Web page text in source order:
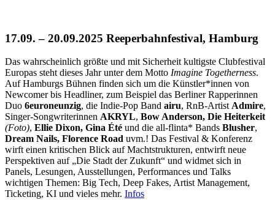
17.09. – 20.09.2025 Reeperbahnfestival, Hamburg
Das wahrscheinlich größte und mit Sicherheit kultigste Clubfestival
Europas steht dieses Jahr unter dem Motto Imagine Togetherness.
Auf Hamburgs Bühnen finden sich um die Künstler*innen von
Newcomer bis Headliner, zum Beispiel das Berliner Rapperinnen
Duo 6euroneunzig, die Indie-Pop Band airu, RnB-ArtistAdmire,
Singer-Songwriterinnen AKRYL, Bow Anderson, Die Heiterkeit
(Foto), Ellie Dixon, Gina Été und die all-flinta* Bands Blusher,
Dream Nails, Florence Road uvm.! Das Festival & Konferenz
wirft einen kritischen Blick auf Machtstrukturen, entwirft neue
Perspektiven auf „Die Stadt der Zukunft“ und widmet sich in
Panels, Lesungen, Ausstellungen, Performances und Talks
wichtigen Themen: Big Tech, Deep Fakes, Artist Management,
Ticketing, KI und vieles mehr. Infos